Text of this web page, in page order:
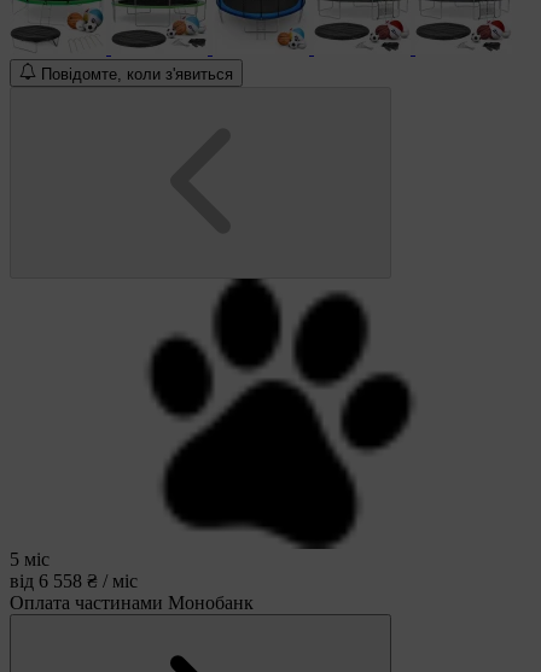
Повідомте, коли з'явиться
5 міс
від 6 558 ₴ / міс
Оплата частинами Монобанк